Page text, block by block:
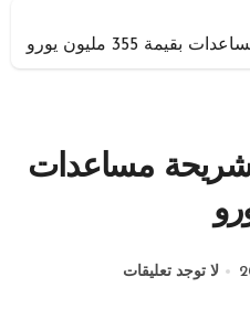
355 مليون يورو
شريحة مساعدات
لا توجد تعليقات